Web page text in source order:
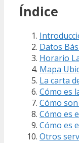
Índice
Datos
Horario
Mapa
La carta
Cómo es
Cómo
Cómo es
Cómo es
Otros